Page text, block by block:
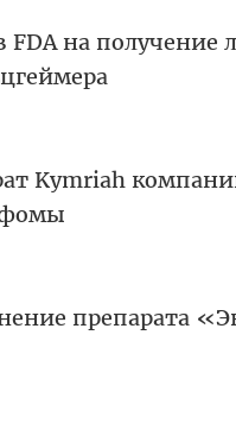
FDA на
Kymriah
препарата